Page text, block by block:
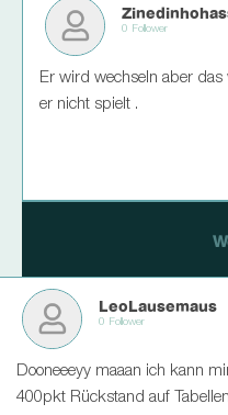
0 Follower
Er wird wechseln aber
er nicht spielt .
LeoLausemaus
0 Follower
Dooneeeyy maaan ich kann
400pkt Rückstand auf